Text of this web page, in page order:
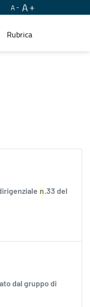
A A
Rubrica
n.33 del
dal gruppo di